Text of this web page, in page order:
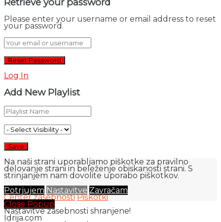
Retrieve your password
Please enter your username or email address to reset
your password.
Log In
Add New Playlist
Na naši strani uporabljamo piškotke za pravilno
delovanje strani in beleženje obiskanosti strani. S
strinjanjem nam dovolite uporabo piškotkov.
Potrjujem Nastavitve Zavračam
Center zasebnosti Piškotki
Close Popup
Nastavitve zasebnosti shranjene!
Idrija.com